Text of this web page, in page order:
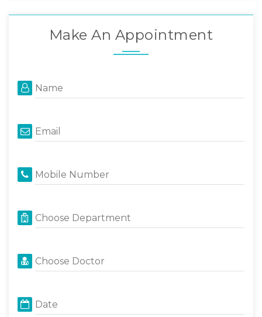
Make An Appointment
Name
Email
Mobile Number
Choose Department
Choose Doctor
Date